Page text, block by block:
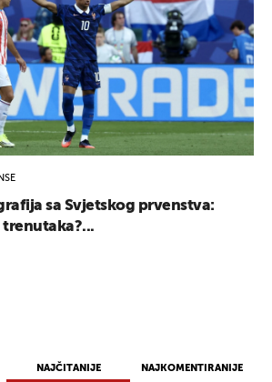
NAJČITANIJE NAJKOMENTIRANIJE
sa Svjetskog prvenstva:
trenutaka?...